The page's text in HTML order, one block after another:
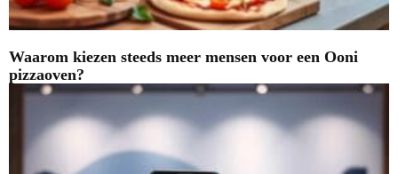
Waarom kiezen steeds meer mensen voor een Ooni
pizzaoven?